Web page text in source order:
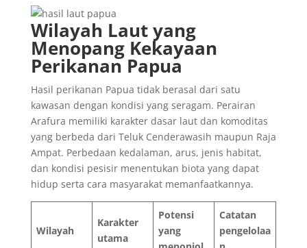
Wilayah Laut yang
Menopang Kekayaan
Perikanan Papua
Hasil perikanan Papua tidak berasal dari satu
kawasan dengan kondisi yang seragam. Perairan
Arafura memiliki karakter dasar laut dan komoditas
yang berbeda dari Teluk Cenderawasih maupun Raja
Ampat. Perbedaan kedalaman, arus, jenis habitat,
dan kondisi pesisir menentukan biota yang dapat
hidup serta cara masyarakat memanfaatkannya.
Wilayah
Karakter
utama
Potensi
yang
Catatan
pengelolaa